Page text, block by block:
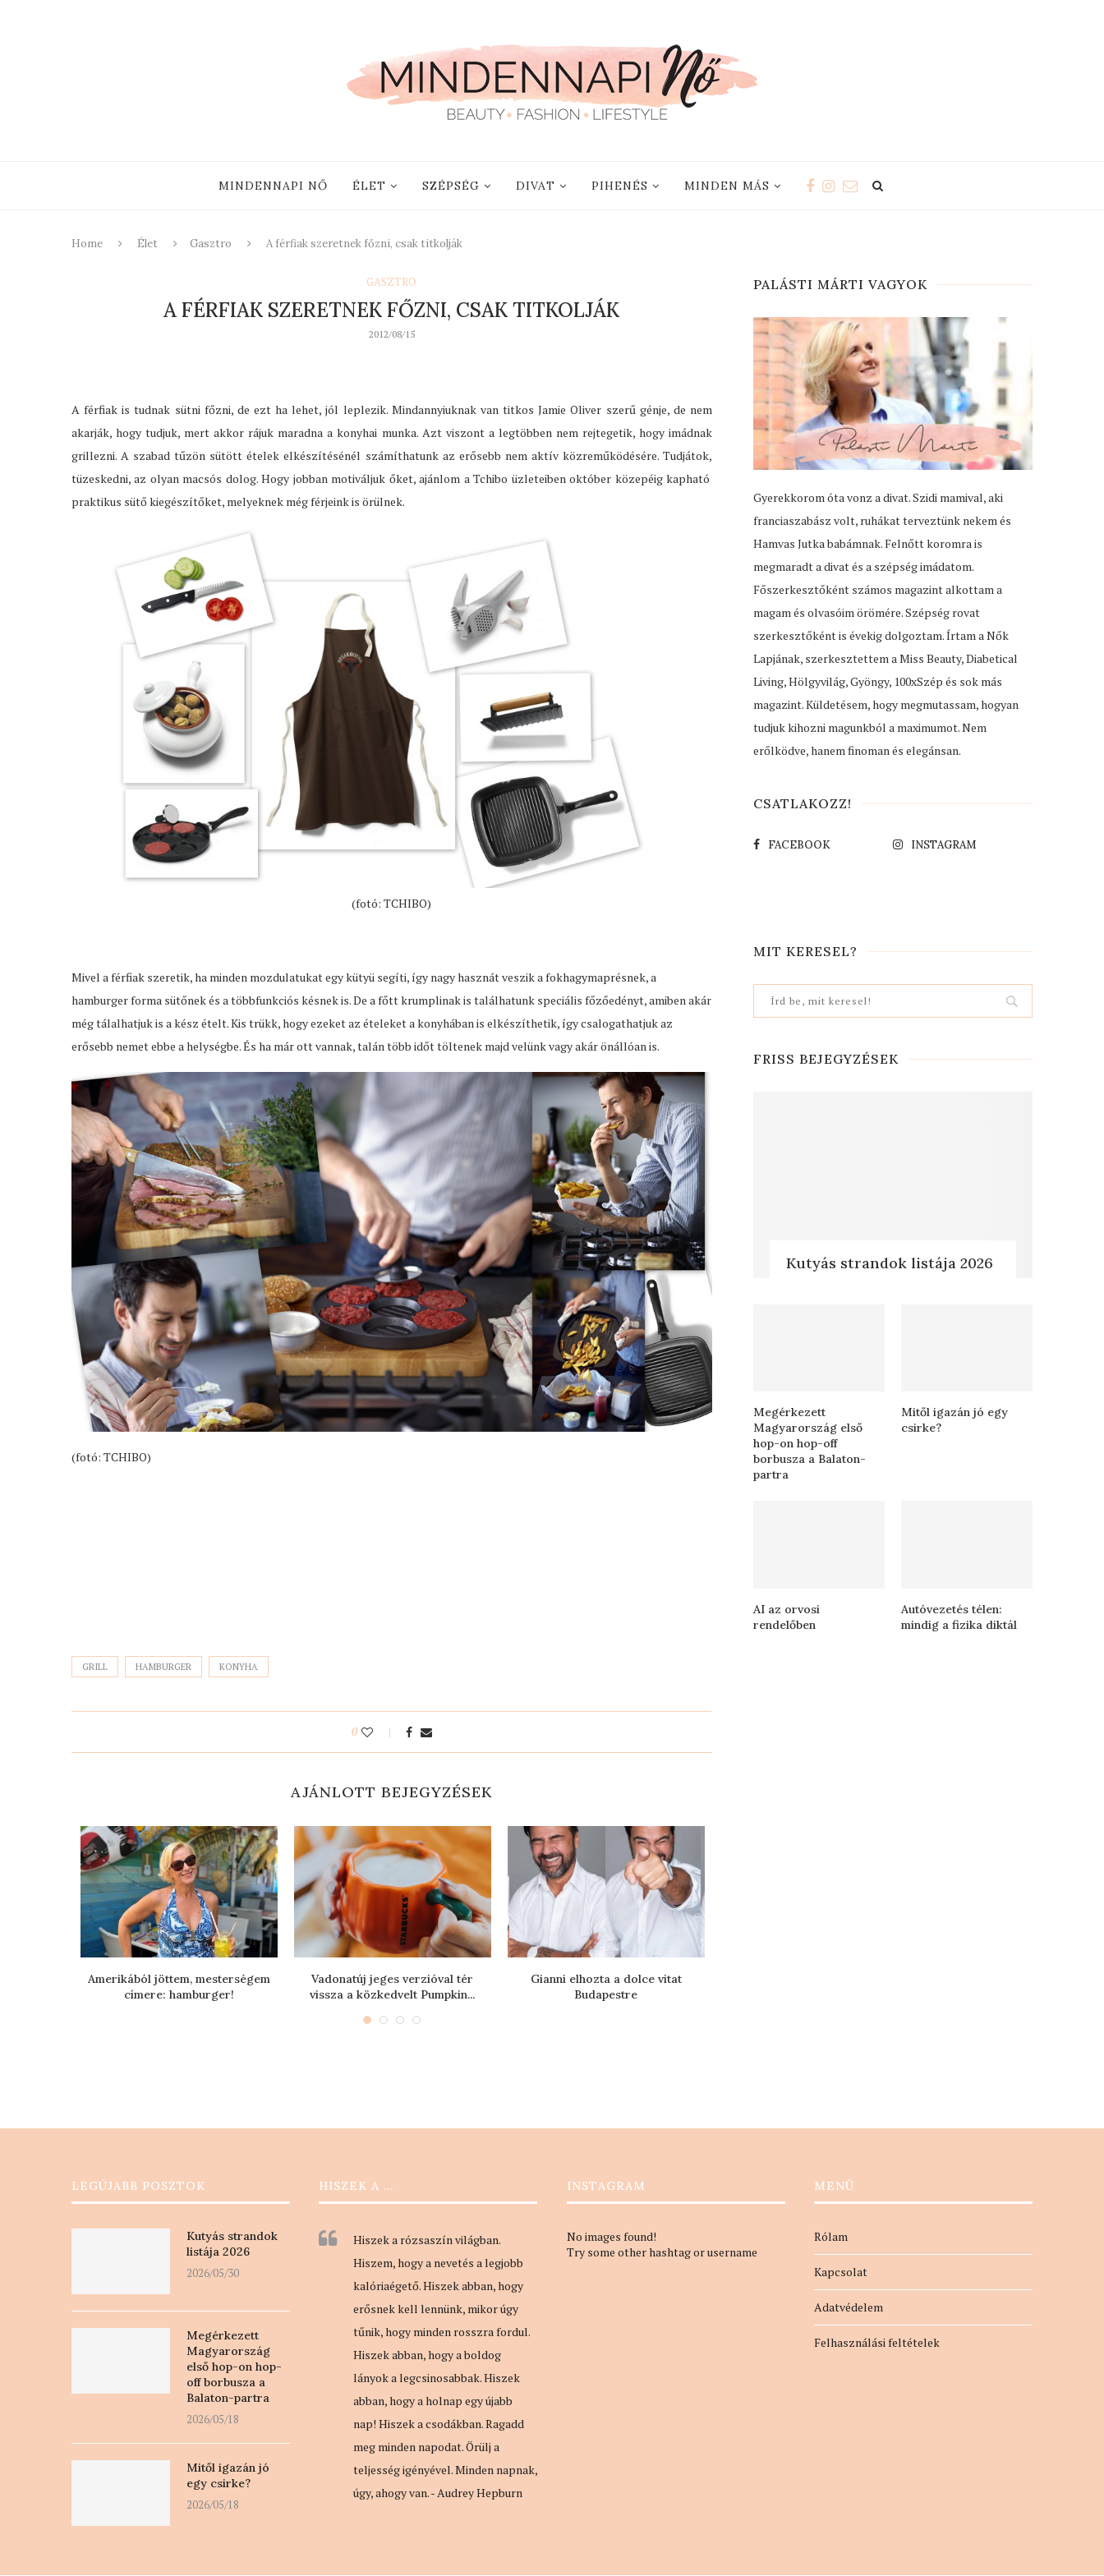
MINDENNAPI NŐ ÉLET SZÉPSÉG DIVAT PIHENÉS MINDEN MÁS
Home Élet Gasztro A férfiak szeretnek főzni, csak titkolják
GASZTRO
A FÉRFIAK SZERETNEK FŐZNI, CSAK TITKOLJÁK
2012/08/15
A férfiak is tudnak sütni főzni, de ezt ha lehet, jól leplezik. Mindannyiuknak van titkos Jamie Oliver szerű génje, de nem
akarják, hogy tudjuk, mert akkor rájuk maradna a konyhai munka. Azt viszont a legtöbben nem rejtegetik, hogy imádnak
grillezni. A szabad tűzön sütött ételek elkészítésénél számíthatunk az erősebb nem aktív közreműködésére. Tudjátok,
tüzeskedni, az olyan macsós dolog. Hogy jobban motiváljuk őket, ajánlom a Tchibo üzleteiben október közepéig kapható
praktikus sütő kiegészítőket, melyeknek még férjeink is örülnek.
(fotó: TCHIBO)
Mivel a férfiak szeretik, ha minden mozdulatukat egy kütyü segíti, így nagy hasznát veszik a fokhagymaprésnek, a
hamburger forma sütőnek és a többfunkciós késnek is. De a főtt krumplinak is találhatunk speciális főzőedényt, amiben akár
még tálalhatjuk is a kész ételt. Kis trükk, hogy ezeket az ételeket a konyhában is elkészíthetik, így csalogathatjuk az
erősebb nemet ebbe a helységbe. És ha már ott vannak, talán több időt töltenek majd velünk vagy akár önállóan is.
(fotó: TCHIBO)
GRILL HAMBURGER KONYHA
0
AJÁNLOTT BEJEGYZÉSEK
Amerikából jöttem, mesterségem
címere: hamburger!
Vadonatúj jeges verzióval tér
vissza a közkedvelt Pumpkin...
Gianni elhozta a dolce vitat
Budapestre
PALÁSTI MÁRTI VAGYOK
Gyerekkorom óta vonz a divat. Szidi mamival, aki
franciaszabász volt, ruhákat terveztünk nekem és
Hamvas Jutka babámnak. Felnőtt koromra is
megmaradt a divat és a szépség imádatom.
Főszerkesztőként számos magazint alkottam a
magam és olvasóim örömére. Szépség rovat
szerkesztőként is évekig dolgoztam. Írtam a Nők
Lapjának, szerkesztettem a Miss Beauty, Diabetical
Living, Hölgyvilág, Gyöngy, 100xSzép és sok más
magazint. Küldetésem, hogy megmutassam, hogyan
tudjuk kihozni magunkból a maximumot. Nem
erőlködve, hanem finoman és elegánsan.
CSATLAKOZZ!
FACEBOOK INSTAGRAM
MIT KERESEL?
FRISS BEJEGYZÉSEK
Kutyás strandok listája 2026
Megérkezett
Magyarország első
hop-on hop-off
borbusza a Balaton-
partra
Mitől igazán jó egy
csirke?
AI az orvosi
rendelőben
Autóvezetés télen:
mindig a fizika diktál
LEGÚJABB POSZTOK
Kutyás strandok
listája 2026
2026/05/30
Megérkezett
Magyarország
első hop-on hop-
off borbusza a
Balaton-partra
2026/05/18
Mitől igazán jó
egy csirke?
2026/05/18
HISZEK A …
Hiszek a rózsaszín világban.
Hiszem, hogy a nevetés a legjobb
kalóriaégető. Hiszek abban, hogy
erősnek kell lennünk, mikor úgy
tűnik, hogy minden rosszra fordul.
Hiszek abban, hogy a boldog
lányok a legcsinosabbak. Hiszek
abban, hogy a holnap egy újabb
nap! Hiszek a csodákban. Ragadd
meg minden napodat. Örülj a
teljesség igényével. Minden napnak,
úgy, ahogy van. - Audrey Hepburn
INSTAGRAM
No images found!
Try some other hashtag or username
MENÜ
Rólam
Kapcsolat
Adatvédelem
Felhasználási feltételek